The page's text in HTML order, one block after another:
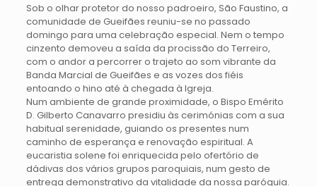
​Sob o olhar protetor do nosso padroeiro, São Faustino, a
comunidade de Gueifães reuniu-se no passado
domingo para uma celebração especial. Nem o tempo
cinzento demoveu a saída da procissão do Terreiro,
com o andor a percorrer o trajeto ao som vibrante da
Banda Marcial de Gueifães e as vozes dos fiéis
entoando o hino até à chegada à Igreja.
​Num ambiente de grande proximidade, o Bispo Emérito
D. Gilberto Canavarro presidiu às cerimónias com a sua
habitual serenidade, guiando os presentes num
caminho de esperança e renovação espiritual. A
eucaristia solene foi enriquecida pelo ofertório de
dádivas dos vários grupos paroquiais, num gesto de
entrega demonstrativo da vitalidade da nossa paróquia.